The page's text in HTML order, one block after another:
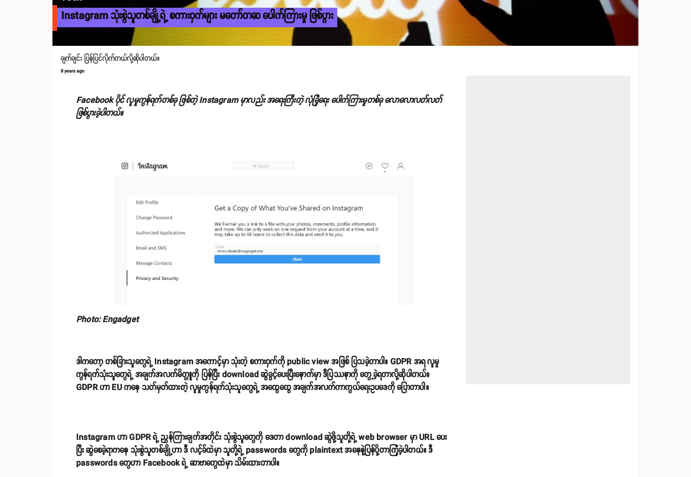
Instagram သုံးစွဲသူတစ်ချို့ရဲ့ စကားဝှက်များ မတော်တဆ ပေါက်ကြားမှု ဖြစ်ပွား
ချက်ချင်း ပြန်ပြင်လိုက်တယ်လို့ဆိုပါတယ်။
8 years ago
Facebook ပိုင် လူမှုကွန်ရက်တစ်ခု ဖြစ်တဲ့ Instagram မှာလည်း အရေးကြီးတဲ့ လုံခြုံရေး ပေါက်ကြားမှုတစ်ခု လောလောလတ်လတ်
ဖြစ်ပွားခဲ့ပါတယ်။
Photo: Engadget
ဒါကတော့ တစ်ခြားသူတွေရဲ့ Instagram အကောင့်မှာ သုံးတဲ့ စကားဝှက်ကို public view အဖြစ် ပြသခဲ့တာပါ။ GDPR အရ လူမှု
ကွန်ရက်သုံးသူတွေရဲ့ အချက်အလက်မိတ္တူကို ပြန်ပြီး download ဆွဲခွင့်ပေးပြီးနောက်မှာ ဒီပြဿနာကို တွေ့ခဲ့ရတာလို့ဆိုပါတယ်။
GDPR ဟာ EU ကနေ သတ်မှတ်ထားတဲ့ လူမှုကွန်ရက်သုံးသူတွေရဲ့ အထွေထွေ အချက်အလက်ကာကွယ်ရေးဥပဒေကို ပြောတာပါ။
Instagram ဟာ GDPR ရဲ့ ညွှန်ကြားချက်အတိုင်း သုံးစွဲသူတွေကို ဒေတာ download ဆွဲဖို့သူတို့ရဲ့ web browser မှာ URL ပေး
ပြီး ဆွဲစေခဲ့ရာကနေ သုံးစွဲသူတစ်ချို့ဟာ ဒီ လင့်ခ်ထဲမှာ သူတို့ရဲ့ passwords တွေကို plaintext အနေနဲ့ပြန်ပို့တာကြုံခဲ့ပါတယ်။ ဒီ
passwords တွေဟာ Facebook ရဲ့ ဆာဗာတွေထဲမှာ သိမ်းထားတာပါ။